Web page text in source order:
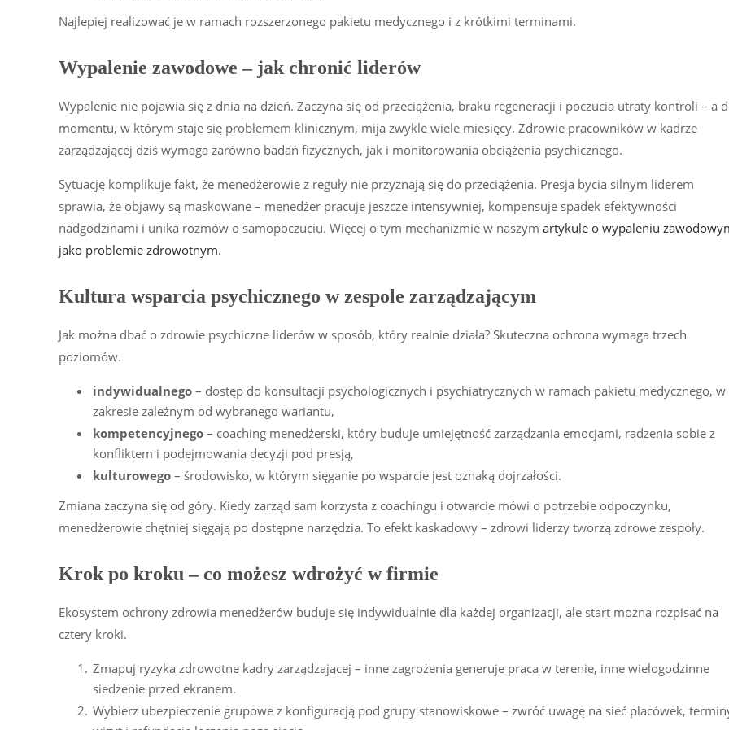
Najlepiej realizować je w ramach rozszerzonego pakietu medycznego i z krótkimi terminami.
Wypalenie zawodowe – jak chronić liderów
Wypalenie nie pojawia się z dnia na dzień. Zaczyna się od przeciążenia, braku regeneracji i poczucia utraty kontroli – a
momentu, w którym staje się problemem klinicznym, mija zwykle wiele miesięcy. Zdrowie pracowników w kadrze
zarządzającej dziś wymaga zarówno badań fizycznych, jak i monitorowania obciążenia psychicznego.
Sytuację komplikuje fakt, że menedżerowie z reguły nie przyznają się do przeciążenia. Presja bycia silnym liderem
sprawia, że objawy są maskowane – menedżer pracuje jeszcze intensywniej, kompensuje spadek efektywności
nadgodzinami i unika rozmów o samopoczuciu. Więcej o tym mechanizmie w naszym artykule o wypaleniu
jako problemie zdrowotnym.
Kultura wsparcia psychicznego w zespole zarządzającym
Jak można dbać o zdrowie psychiczne liderów w sposób, który realnie działa? Skuteczna ochrona wymaga trzech
poziomów.
indywidualnego – dostęp do konsultacji psychologicznych i psychiatrycznych w ramach pakietu medycznego, w
zakresie zależnym od wybranego wariantu,
kompetencyjnego – coaching menedżerski, który buduje umiejętność zarządzania emocjami, radzenia sobie z
konfliktem i podejmowania decyzji pod presją,
kulturowego – środowisko, w którym sięganie po wsparcie jest oznaką dojrzałości.
Zmiana zaczyna się od góry. Kiedy zarząd sam korzysta z coachingu i otwarcie mówi o potrzebie odpoczynku,
menedżerowie chętniej sięgają po dostępne narzędzia. To efekt kaskadowy – zdrowi liderzy tworzą zdrowe zespoły.
Krok po kroku – co możesz wdrożyć w firmie
Ekosystem ochrony zdrowia menedżerów buduje się indywidualnie dla każdej organizacji, ale start można rozpisać na
cztery kroki.
Zmapuj ryzyka zdrowotne kadry zarządzającej – inne zagrożenia generuje praca w terenie, inne wielogodzinne
siedzenie przed ekranem.
Wybierz ubezpieczenie grupowe z konfiguracją pod grupy stanowiskowe – zwróć uwagę na sieć placówek,